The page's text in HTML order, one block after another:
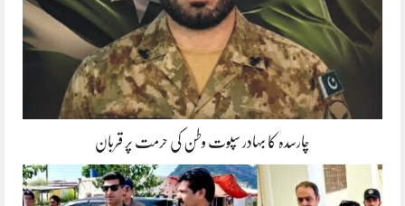
چارسدہ کا بہادر سپوت وطن کی حرمت پر قربان